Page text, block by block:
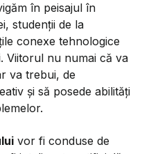
în peisajul în
studenții de la
conexe tehnologice
Viitorul nu numai că va
va trebui, de
și să posede abilități
vor fi conduse de